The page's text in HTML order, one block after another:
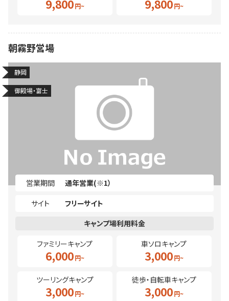
9,800 9,800
朝霧野営場
静岡
御殿場・富士
営業期間
通年営業(※1）
サイト
フリーサイト
ファミリーキャンプ
6,000
車ソロキャンプ
3,000
ツーリングキャンプ
3,000
徒歩・自転車キャンプ
3,000